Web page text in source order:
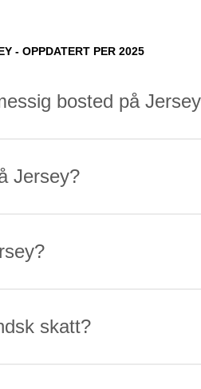
- OPPDATERT PER 2025
bosted på
Jersey?
skatt?